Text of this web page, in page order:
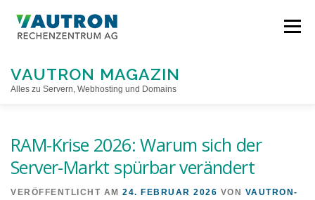
Inhalt
VAUTRON MAGAZIN
Alles zu Servern, Webhosting und Domains
Menü
RAM-Krise 2026: Warum sich der
Server-Markt spürbar verändert
VERÖFFENTLICHT AM 24. FEBRUAR 2026 VON VAUTRON-